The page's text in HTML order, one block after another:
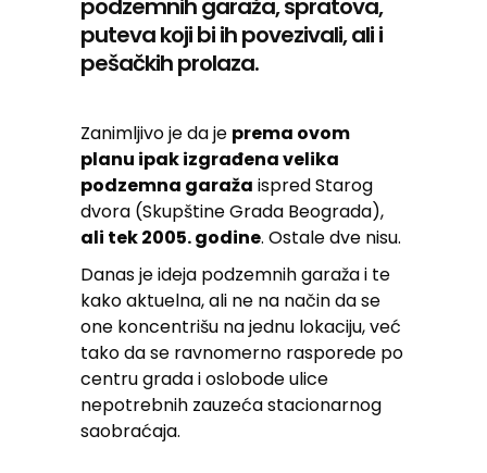
podzemnih garaža, spratova,
puteva koji bi ih povezivali, ali i
pešačkih prolaza.
Zanimljivo je da je prema ovom
planu ipak izgrađena velika
podzemna garaža ispred Starog
dvora (Skupštine Grada Beograda),
ali tek 2005. godine. Ostale dve nisu.
Danas je ideja podzemnih garaža i te
kako aktuelna, ali ne na način da se
one koncentrišu na jednu lokaciju, već
tako da se ravnomerno rasporede po
centru grada i oslobode ulice
nepotrebnih zauzeća stacionarnog
saobraćaja.